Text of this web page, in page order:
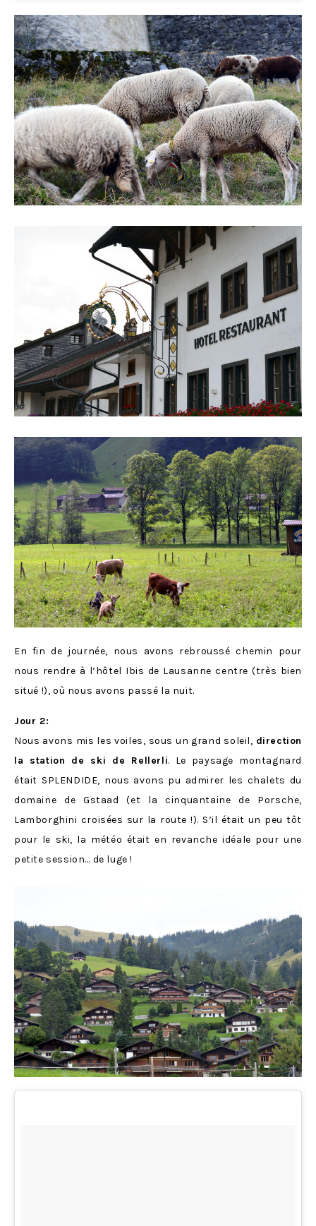
En fin de journée, nous avons rebroussé chemin pour
nous rendre à l’hôtel Ibis de Lausanne centre (très bien
situé !), où nous avons passé la nuit.
Jour 2:
Nous avons mis les voiles, sous un grand soleil, direction
la station de ski de Rellerli. Le paysage montagnard
était SPLENDIDE, nous avons pu admirer les chalets du
domaine de Gstaad (et la cinquantaine de Porsche,
Lamborghini croisées sur la route !). S’il était un peu tôt
pour le ski, la météo était en revanche idéale pour une
petite session… de luge !